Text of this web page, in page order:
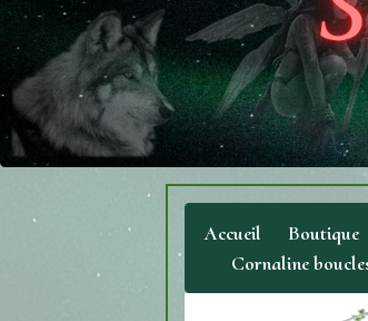
Accueil Boutique
Cornaline